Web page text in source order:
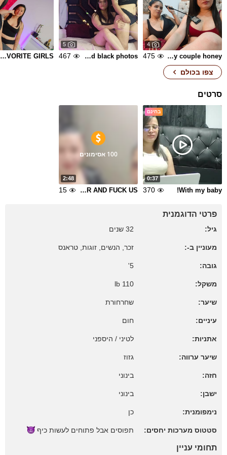
4
Your sexy couple honey!
475
5
Red and black photos 💞
467
YOUR FAVORITE GIRLS 💘
צפו בכולם
סרטים
בחינם
0:37
With my baby!
370
2:48
100 אסימונים
HOT SHOWER AND FUCK US
15
פרטי הדוגמנית
גיל: 32 שנים
מעוניין ב-: זכר, הנשים, זוגות, טראנס
גובה: 5'
משקל: 110 lb
שיער: שחרחורת
עיניים: חום
אתניות: לטיני / היספני
שיער ערווה: גזוז
חזה: בינוני
ישבן: בינוני
נימפומנית: כן
סטטוס מערכות יחסים: תפוסים אבל פתוחים לעשות כיף
תחומי עניין